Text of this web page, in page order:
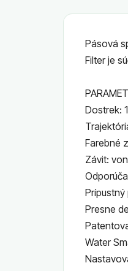
Pásová
Filter je
Dostrek:
Farebné
Závit:
Prípustný
Presne
Water